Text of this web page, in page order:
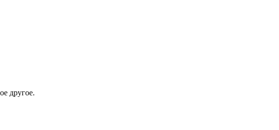
другое.